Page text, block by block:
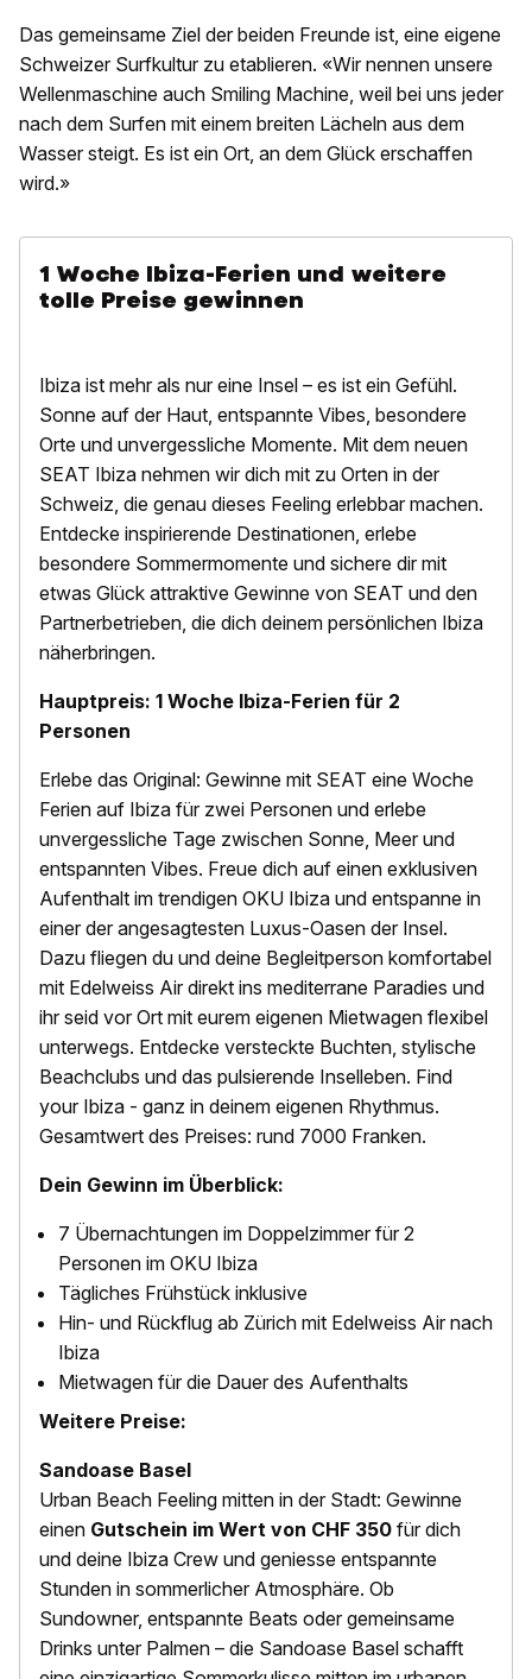
Das gemeinsame Ziel der beiden Freunde ist, eine eigene
Schweizer Surfkultur zu etablieren. «Wir nennen unsere
Wellenmaschine auch Smiling Machine, weil bei uns jeder
nach dem Surfen mit einem breiten Lächeln aus dem
Wasser steigt. Es ist ein Ort, an dem Glück erschaffen
wird.»
1 Woche Ibiza-Ferien und weitere
tolle Preise gewinnen
Ibiza ist mehr als nur eine Insel – es ist ein Gefühl.
Sonne auf der Haut, entspannte Vibes, besondere
Orte und unvergessliche Momente. Mit dem neuen
SEAT Ibiza nehmen wir dich mit zu Orten in der
Schweiz, die genau dieses Feeling erlebbar machen.
Entdecke inspirierende Destinationen, erlebe
besondere Sommermomente und sichere dir mit
etwas Glück attraktive Gewinne von SEAT und den
Partnerbetrieben, die dich deinem persönlichen Ibiza
näherbringen.
Hauptpreis: 1 Woche Ibiza-Ferien für 2
Personen
Erlebe das Original: Gewinne mit SEAT eine Woche
Ferien auf Ibiza für zwei Personen und erlebe
unvergessliche Tage zwischen Sonne, Meer und
entspannten Vibes. Freue dich auf einen exklusiven
Aufenthalt im trendigen OKU Ibiza und entspanne in
einer der angesagtesten Luxus-Oasen der Insel.
Dazu fliegen du und deine Begleitperson komfortabel
mit Edelweiss Air direkt ins mediterrane Paradies und
ihr seid vor Ort mit eurem eigenen Mietwagen flexibel
unterwegs. Entdecke versteckte Buchten, stylische
Beachclubs und das pulsierende Inselleben. Find
your Ibiza - ganz in deinem eigenen Rhythmus.
Gesamtwert des Preises: rund 7000 Franken.
Dein Gewinn im Überblick:
7 Übernachtungen im Doppelzimmer für 2
Personen im OKU Ibiza
Tägliches Frühstück inklusive
Hin- und Rückflug ab Zürich mit Edelweiss Air nach
Ibiza
Mietwagen für die Dauer des Aufenthalts
Weitere Preise:
Sandoase Basel
Urban Beach Feeling mitten in der Stadt: Gewinne
einen Gutschein im Wert von CHF 350 für dich
und deine Ibiza Crew und geniesse entspannte
Stunden in sommerlicher Atmosphäre. Ob
Sundowner, entspannte Beats oder gemeinsame
Drinks unter Palmen – die Sandoase Basel schafft